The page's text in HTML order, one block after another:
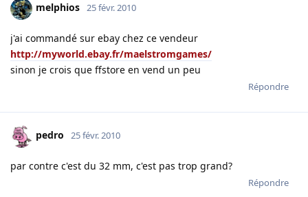
melphios 25 févr. 2010
j'ai commandé sur ebay chez ce vendeur
http://myworld.ebay.fr/maelstromgames/
sinon je crois que ffstore en vend un peu
Répondre
pedro 25 févr. 2010
par contre c'est du 32 mm, c'est pas trop grand?
Répondre